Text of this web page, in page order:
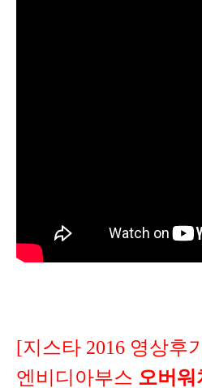
[지스타 2016 영상후
엔비디아부스 오버워